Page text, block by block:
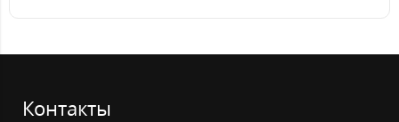
Контакты